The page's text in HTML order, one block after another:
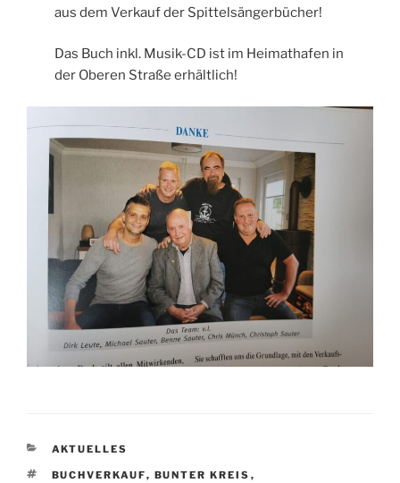
aus dem Verkauf der Spittelsängerbücher!
Das Buch inkl. Musik-CD ist im Heimathafen in
der Oberen Straße erhältlich!
KATEGORIEN
AKTUELLES
SCHLAGWÖRTER
BUCHVERKAUF, BUNTER KREIS ,